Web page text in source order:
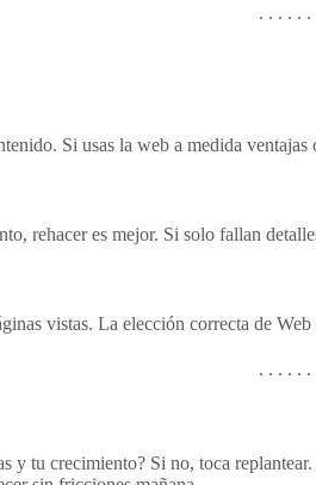
Si usas la web a medida
rehacer es mejor. Si solo fallan
vistas. La elección correcta de
y tu crecimiento? Si no, toca